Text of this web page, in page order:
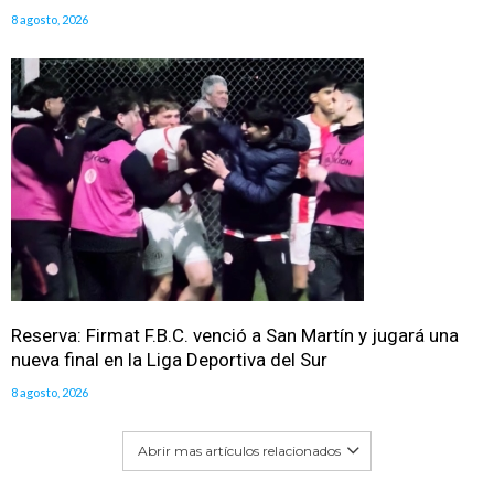
8 agosto, 2026
Reserva: Firmat F.B.C. venció a San Martín y jugará una
nueva final en la Liga Deportiva del Sur
8 agosto, 2026
Abrir mas artículos relacionados